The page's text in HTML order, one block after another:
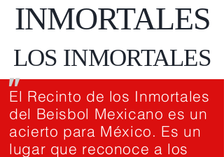
INMORTALES
LOS INMORTALES
El Recinto de los Inmortales
del Beisbol Mexicano es un
acierto para México. Es un
lugar que reconoce a los
"